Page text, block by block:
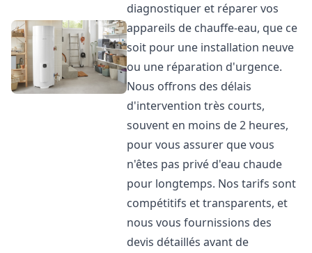
diagnostiquer et réparer vos
appareils de chauffe-eau, que ce
soit pour une installation neuve
ou une réparation d'urgence.
Nous offrons des délais
d'intervention très courts,
souvent en moins de 2 heures,
pour vous assurer que vous
n'êtes pas privé d'eau chaude
pour longtemps. Nos tarifs sont
compétitifs et transparents, et
nous vous fournissions des
devis détaillés avant de